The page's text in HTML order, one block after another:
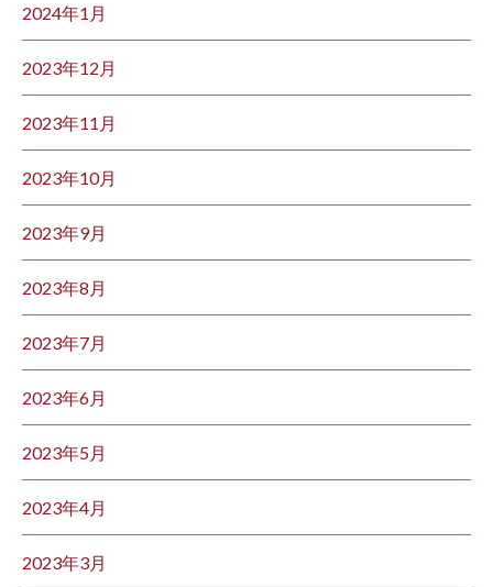
2024年1月
2023年12月
2023年11月
2023年10月
2023年9月
2023年8月
2023年7月
2023年6月
2023年5月
2023年4月
2023年3月